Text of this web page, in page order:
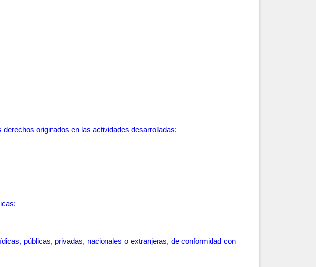
originados en las actividades desarrolladas;
;
públicas, privadas, nacionales o extranjeras, de conformidad con